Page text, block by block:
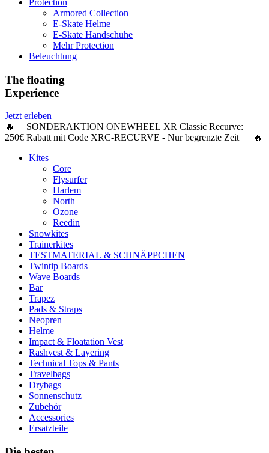
Protection
Armored Collection
E-Skate Helme
E-Skate Handschuhe
Mehr Protection
Beleuchtung
The floating
Experience
Jetzt erleben
🔥 SONDERAKTION ONEWHEEL XR Classic Recurve:
250€ Rabattmit Code XRC-RECURVE - Nur begrenzte Zeit 🔥
Kites
Core
Flysurfer
Harlem
North
Ozone
Reedin
Snowkites
Trainerkites
TESTMATERIAL & SCHNÄPPCHEN
Twintip Boards
Wave Boards
Bar
Trapez
Pads & Straps
Neopren
Helme
Impact & Floatation Vest
Rashvest & Layering
Technical Tops & Pants
Travelbags
Drybags
Sonnenschutz
Zubehör
Accessories
Ersatzteile